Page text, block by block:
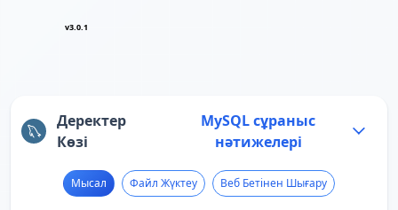
v3.0.1
Деректер
Көзі
MySQL сұраныс
нәтижелері
Мысал Файл Жүктеу Веб Бетінен Шығару